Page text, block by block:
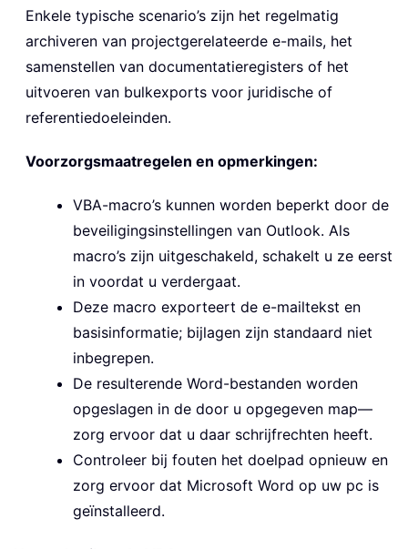
Enkele typische scenario’s zijn het regelmatig
archiveren van projectgerelateerde e-mails, het
samenstellen van documentatieregisters of het
uitvoeren van bulkexports voor juridische of
referentiedoeleinden.
Voorzorgsmaatregelen en opmerkingen:
VBA-macro’s kunnen worden beperkt door de
beveiligingsinstellingen van Outlook. Als
macro’s zijn uitgeschakeld, schakelt u ze eerst
in voordat u verdergaat.
Deze macro exporteert de e-mailtekst en
basisinformatie; bijlagen zijn standaard niet
inbegrepen.
De resulterende Word-bestanden worden
opgeslagen in de door u opgegeven map—
zorg ervoor dat u daar schrijfrechten heeft.
Controleer bij fouten het doelpad opnieuw en
zorg ervoor dat Microsoft Word op uw pc is
geïnstalleerd.